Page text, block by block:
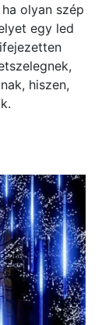
olyan szép
egy led
hiszen,